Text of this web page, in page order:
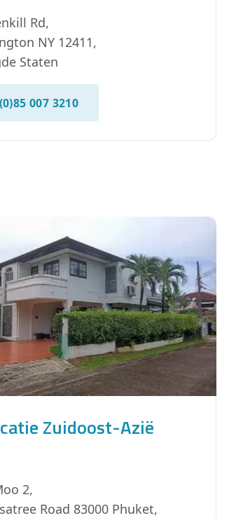
Rd,
NY 12411,
Staten
007 3210
Zuidoost-Azië
2,
Road 83000 Phuket,